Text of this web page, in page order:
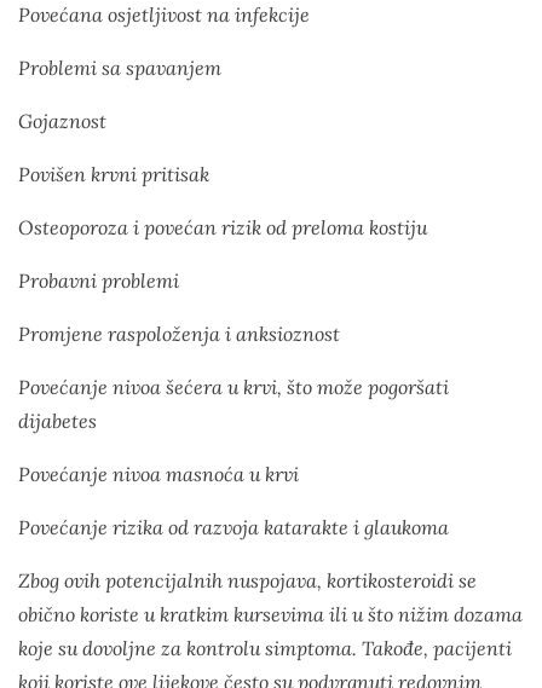
Povećana osjetljivost na infekcije
Problemi sa spavanjem
Gojaznost
Povišen krvni pritisak
Osteoporoza i povećan rizik od preloma kostiju
Probavni problemi
Promjene raspoloženja i anksioznost
Povećanje nivoa šećera u krvi, što može pogoršati
dijabetes
Povećanje nivoa masnoća u krvi
Povećanje rizika od razvoja katarakte i glaukoma
Zbog ovih potencijalnih nuspojava, kortikosteroidi se
obično koriste u kratkim kursevima ili u što nižim dozama
koje su dovoljne za kontrolu simptoma. Takođe, pacijenti
koji koriste ove lijekove često su podvrgnuti redovnim